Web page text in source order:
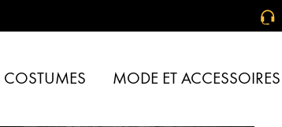
COSTUMES MODE ET ACCESSOIRES